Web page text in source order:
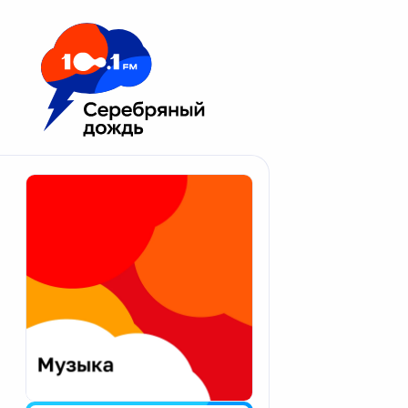
Москва 100.1 FM
Апатиты
Екатеринбург
Калининград
Калуга